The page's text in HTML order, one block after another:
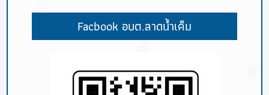
Facbook อบต.ลาดน้ำเค็ม